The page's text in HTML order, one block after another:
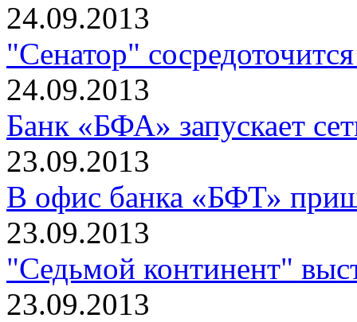
24.09.2013
"Сенатор"
24.09.2013
Банк «БФА» запускает
23.09.2013
В офис банка «БФТ»
23.09.2013
"Седьмой континент"
23.09.2013